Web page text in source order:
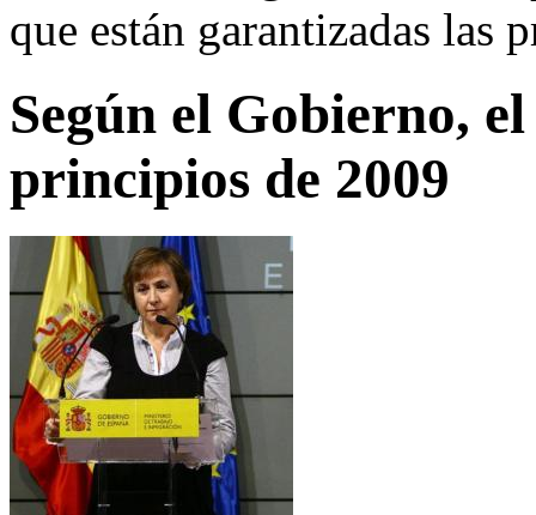
que están garantizadas las
Según el Gobierno,
principios de 2009